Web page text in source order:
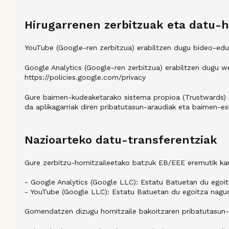
Hirugarrenen zerbitzuak eta datu-
YouTube (Google-ren zerbitzua) erabiltzen dugu bideo-
Google Analytics (Google-ren zerbitzua) erabiltzen dugu
https://policies.google.com/privacy
Gure baimen-kudeaketarako sistema propioa
da aplikagarriak diren pribatutasun-araudiak eta baimen-
Nazioarteko datu-transferentziak
Gure zerbitzu-hornitzaileetako batzuk EB/EEE eremutik
- Google Analytics (Google LLC): Estatu Batuetan du
- YouTube (Google LLC): Estatu Batuetan du egoitza
Gomendatzen dizugu hornitzaile bakoitzaren